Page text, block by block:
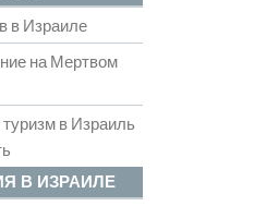
в Израиле
на Мертвом
в Израиль
В ИЗРАИЛЕ